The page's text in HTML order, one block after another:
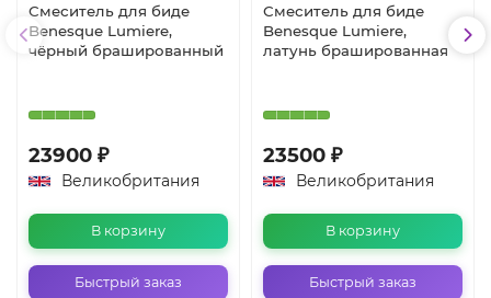
Смеситель для биде
Benesque Lumiere,
чёрный брашированный
23900 ₽
Великобритания
В корзину
Быстрый заказ
Смеситель для биде
Benesque Lumiere,
латунь брашированная
23500 ₽
Великобритания
В корзину
Быстрый заказ